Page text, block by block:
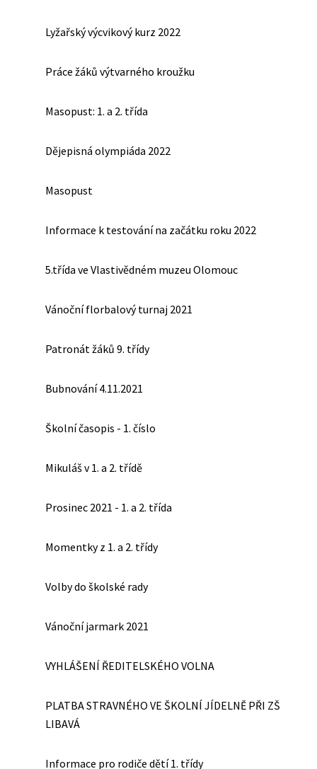
Lyžařský výcvikový kurz 2022
Práce žáků výtvarného kroužku
Masopust: 1. a 2. třída
Dějepisná olympiáda 2022
Masopust
Informace k testování na začátku roku 2022
5.třída ve Vlastivědném muzeu Olomouc
Vánoční florbalový turnaj 2021
Patronát žáků 9. třídy
Bubnování 4.11.2021
Školní časopis - 1. číslo
Mikuláš v 1. a 2. třídě
Prosinec 2021 - 1. a 2. třída
Momentky z 1. a 2. třídy
Volby do školské rady
Vánoční jarmark 2021
VYHLÁŠENÍ ŘEDITELSKÉHO VOLNA
PLATBA STRAVNÉHO VE ŠKOLNÍ JÍDELNĚ PŘI ZŠ
LIBAVÁ
Informace pro rodiče dětí 1. třídy